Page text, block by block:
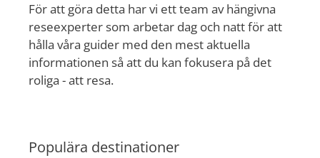
För att göra detta har vi ett team av hängivna
reseexperter som arbetar dag och natt för att
hålla våra guider med den mest aktuella
informationen så att du kan fokusera på det
roliga - att resa.
Populära destinationer